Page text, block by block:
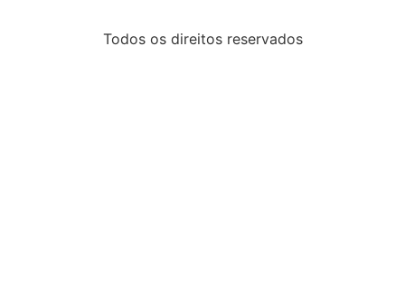
Todos os direitos reservados